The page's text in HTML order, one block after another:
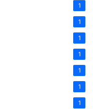
1
1
1
1
1
1
1